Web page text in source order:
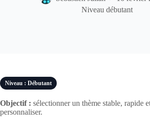
Niveau débutant
Niveau : Débutant
Objectif : sélectionner un thème stable, rapide
personnaliser.